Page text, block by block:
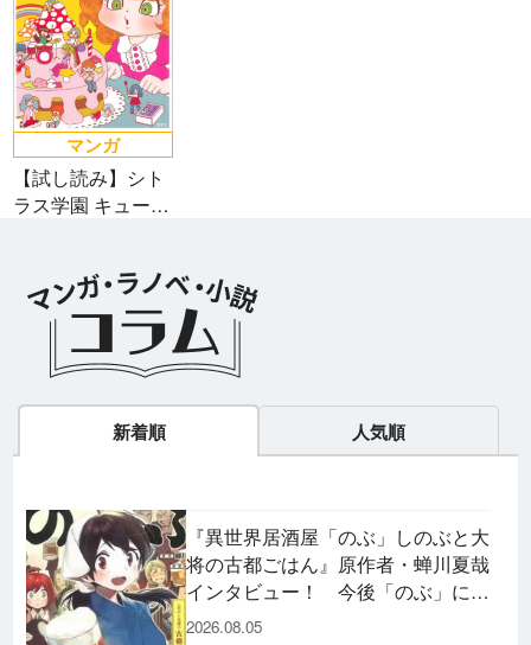
ラノベ
魔法少女育成計
画
2026年秋、TVアニメ
『魔法少女育成計画
マンガ
【試し読み】シト
ラス学園 キュー
新着順 人気順
『異世界居酒屋「のぶ」しのぶと大
将の古都ごはん』原作者・蝉川夏哉
インタビュー！ 今後「のぶ」に登
場するメニューは……!?
2026.08.05